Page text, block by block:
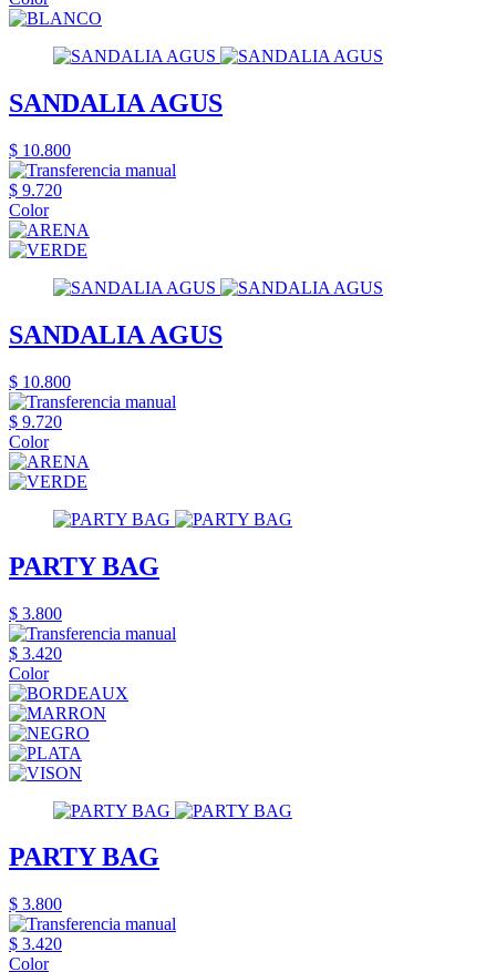
SANDALIA AGUS
$ 10.800
$ 9.720
Color
SANDALIA AGUS
$ 10.800
$ 9.720
Color
PARTY BAG
$ 3.800
$ 3.420
Color
PARTY BAG
$ 3.800
$ 3.420
Color